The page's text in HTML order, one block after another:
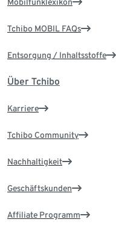
Mobilfunklexikon
Tchibo MOBIL FAQs
Entsorgung / Inhaltsstoffe
Über Tchibo
Karriere
Tchibo Community
Nachhaltigkeit
Geschäftskunden
Affiliate Programm